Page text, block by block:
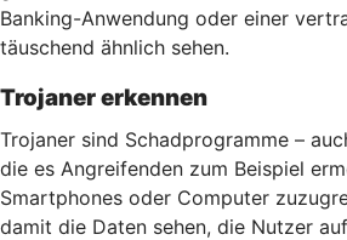
Banking-Anwendung oder einer
täuschend ähnlich sehen.
Trojaner erkennen
Trojaner sind Schadprogramme –
die es Angreifenden zum Beispiel
Smartphones oder Computer
damit die Daten sehen, die Nutzer